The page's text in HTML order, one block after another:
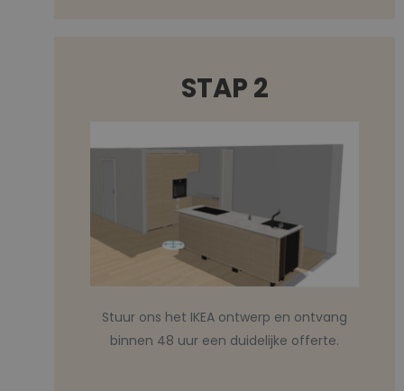
STAP 2
Stuur ons het IKEA ontwerp en ontvang
binnen 48 uur een duidelijke offerte.